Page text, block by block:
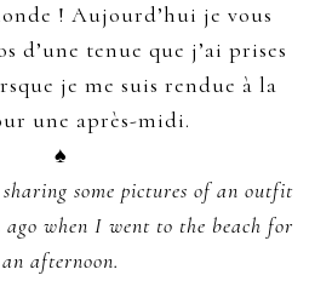
! Aujourd’hui je vous
d’une tenue que j’ai prises
je me suis rendue à la
une après-midi.
♠
some pictures of an outfit
when I went to the beach for
an afternoon.